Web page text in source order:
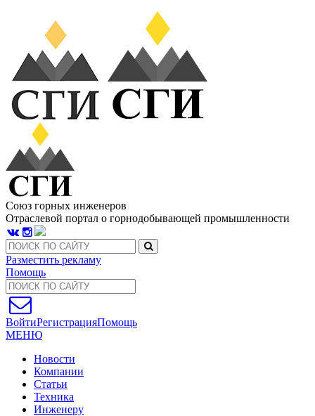
Союз горных инженеров
Отраслевой портал о горнодобывающей промышленности
Разместить рекламу
Помощь
ВойтиРегистрацияПомощь
МЕНЮ
Новости
Компании
Статьи
Техника
Инженеру